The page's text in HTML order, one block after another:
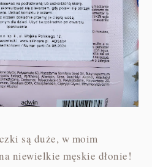
są duże, w moim
niewielkie męskie dłonie!